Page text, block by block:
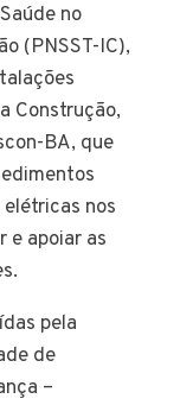
no
(PNSST-IC),
Construção,
BA, que
nos
e apoiar as
pela
de
–